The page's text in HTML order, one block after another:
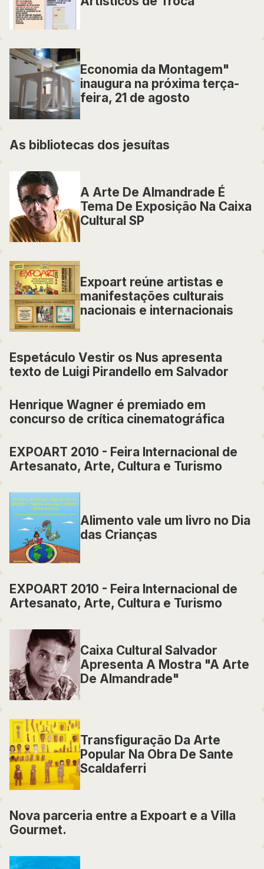
Economia da Montagem"
inaugura na próxima terça-
feira, 21 de agosto
As bibliotecas dos jesuítas
A Arte De Almandrade É
Tema De Exposição Na Caixa
Cultural SP
Expoart reúne artistas e
manifestações culturais
nacionais e internacionais
Espetáculo Vestir os Nus apresenta
texto de Luigi Pirandello em Salvador
Henrique Wagner é premiado em
concurso de crítica cinematográfica
EXPOART 2010 - Feira Internacional de
Artesanato, Arte, Cultura e Turismo
Alimento vale um livro no Dia
das Crianças
EXPOART 2010 - Feira Internacional de
Artesanato, Arte, Cultura e Turismo
Caixa Cultural Salvador
Apresenta A Mostra "A Arte
De Almandrade"
Transfiguração Da Arte
Popular Na Obra De Sante
Scaldaferri
Nova parceria entre a Expoart e a Villa
Gourmet.